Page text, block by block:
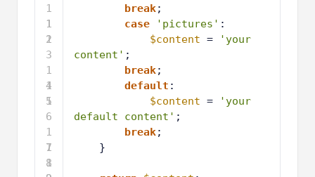
11
2
1
3
1
41
5
1
6
1
71
8
1
9
2
case
'pictures'
$content = 'your
break
default
$content
default content';
break;